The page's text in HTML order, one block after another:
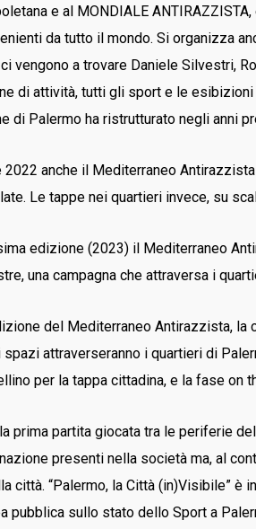
e al MONDIALE
da tutto il mondo. Si organizza
ci vengono a trovare Daniele Silvestri,
di attività, tutti gli sport e le
di Palermo ha ristrutturato negli anni
anche il Mediterraneo
Le tappe nei quartieri invece, su
edizione (2023) il Mediterraneo
una campagna che attraversa i
del Mediterraneo Antirazzista, la
attraverseranno i quartieri di
per la tappa cittadina, e la fase on
prima partita giocata tra le periferie
presenti nella società ma, al
città. “Palermo, la Città (in)Visibile”
pubblica sullo stato dello Sport a